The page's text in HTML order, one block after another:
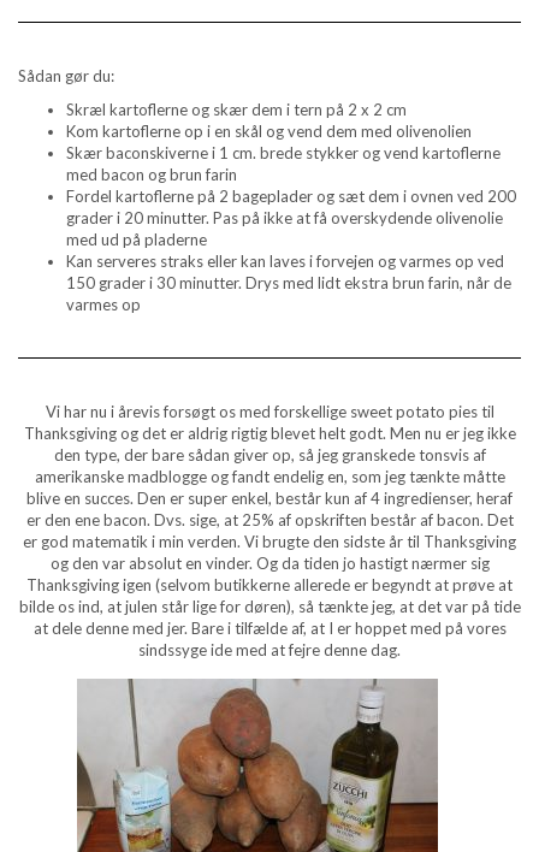
Sådan gør du:
Skræl kartoflerne og skær dem i tern på 2 x 2 cm
Kom kartoflerne op i en skål og vend dem med olivenolien
Skær baconskiverne i 1 cm. brede stykker og vend kartoflerne
med bacon og brun farin
Fordel kartoflerne på 2 bageplader og sæt dem i ovnen ved 200
grader i 20 minutter. Pas på ikke at få overskydende olivenolie
med ud på pladerne
Kan serveres straks eller kan laves i forvejen og varmes op ved
150 grader i 30 minutter. Drys med lidt ekstra brun farin, når de
varmes op
Vi har nu i årevis forsøgt os med forskellige sweet potato pies til
Thanksgiving og det er aldrig rigtig blevet helt godt. Men nu er jeg ikke
den type, der bare sådan giver op, så jeg granskede tonsvis af
amerikanske madblogge og fandt endelig en, som jeg tænkte måtte
blive en succes. Den er super enkel, består kun af 4 ingredienser, heraf
er den ene bacon. Dvs. sige, at 25% af opskriften består af bacon. Det
er god matematik i min verden. Vi brugte den sidste år til Thanksgiving
og den var absolut en vinder. Og da tiden jo hastigt nærmer sig
Thanksgiving igen (selvom butikkerne allerede er begyndt at prøve at
bilde os ind, at julen står lige for døren), så tænkte jeg, at det var på tide
at dele denne med jer. Bare i tilfælde af, at I er hoppet med på vores
sindssyge ide med at fejre denne dag.